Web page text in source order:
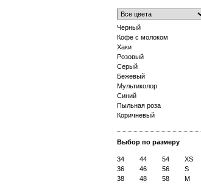
Черный
Кофе с молоком
Хаки
Розовый
Серый
Бежевый
Мультиколор
Синий
Пыльная роза
Коричневый
Выбор по размеру
34 44 54
XS
36
46 56
S
38
48 58
M